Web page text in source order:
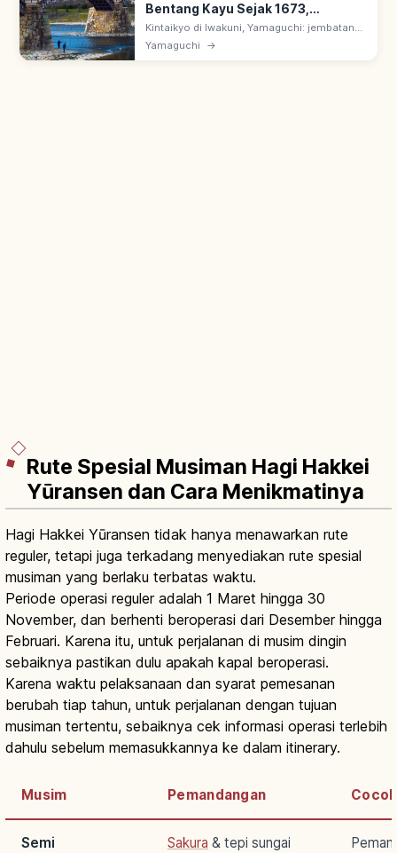
Bentang Kayu Sejak 1673,
Pemandangan & Akses
Kintaikyo di Iwakuni, Yamaguchi: jembatan
kayu 193,3 m di Sungai Nishiki, '3 Jembatan
Terkenal Jepang'. Dibangun 1673 oleh
Yamaguchi →
Rute Spesial Musiman Hagi Hakkei
Yūransen dan Cara Menikmatinya
Hagi Hakkei Yūransen tidak hanya menawarkan rute
reguler, tetapi juga terkadang menyediakan rute spesial
musiman yang berlaku terbatas waktu.
Periode operasi reguler adalah 1 Maret hingga 30
November, dan berhenti beroperasi dari Desember hingga
Februari. Karena itu, untuk perjalanan di musim dingin
sebaiknya pastikan dulu apakah kapal beroperasi.
Karena waktu pelaksanaan dan syarat pemesanan
berubah tiap tahun, untuk perjalanan dengan tujuan
musiman tertentu, sebaiknya cek informasi operasi terlebih
dahulu sebelum memasukkannya ke dalam itinerary.
Musim Pemandangan
Semi Sakura & tepi sungai